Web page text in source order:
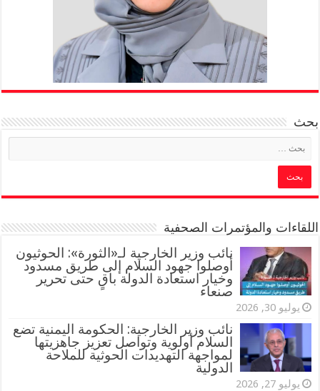
بحث
اللقاءات والمؤتمرات الصحفية
‏نائب وزير الخارجية لـ«الثورة»: الحوثيون
أوصلوا جهود السلام إلى طريق مسدود
وخيار استعادة الدولة باقٍ حتى تحرير
صنعاء
يوليو 30, 2026
نائب وزير الخارجية: الحكومة اليمنية تضع
السلام أولوية وتواصل تعزيز جاهزيتها
لمواجهة التهديدات الحوثية للملاحة
الدولية
يوليو 27, 2026